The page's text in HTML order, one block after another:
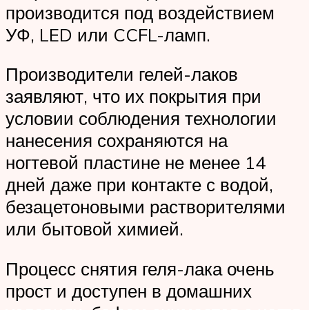
производится под воздействием
УФ, LED или CCFL-ламп.
Производители гелей-лаков
заявляют, что их покрытия при
условии соблюдения технологии
нанесения сохраняются на
ногтевой пластине не менее 14
дней даже при контакте с водой,
безацетоновыми растворителями
или бытовой химией.
Процесс снятия геля-лака очень
прост и доступен в домашних